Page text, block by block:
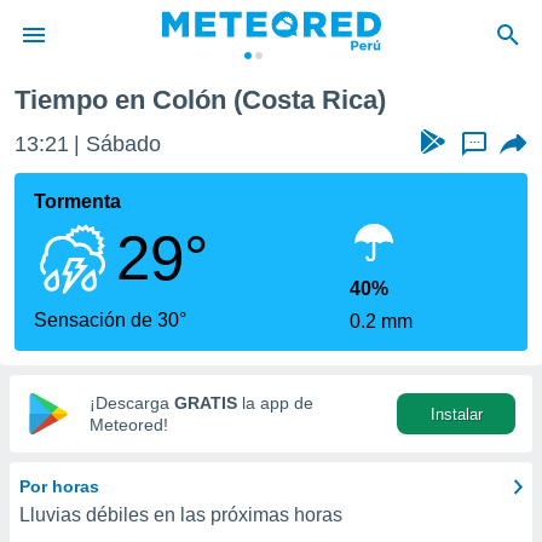
de
ha sido
para
que se
calidad.
a este
las
y
digital
basada
Tiempo en Colón (Costa Rica)
13:21 Sábado ...
Tormenta
29°
Sensación de 30°
40%
0.2 mm
¡Descarga GRATIS la app de
Meteored!
Instalar
Por horas
Lluvias débiles en las próximas horas